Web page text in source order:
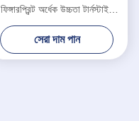
ফিঙ্গারপ্রিন্ট অর্ধেক উচ্চতা টার্নস্টাইল
অ্যাক্সেস কন্ট্রোল
সেরা দাম পান